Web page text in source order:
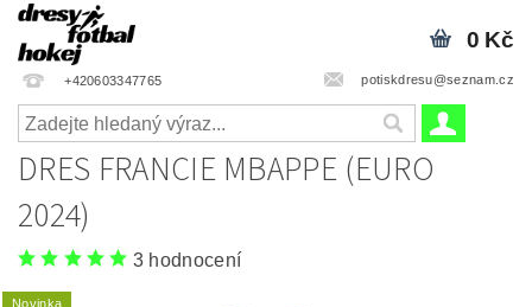
+420603347765 potiskdresu@seznam.cz
0 Kč
DRES FRANCIE MBAPPE (EURO
2024)
3 hodnocení
Novinka